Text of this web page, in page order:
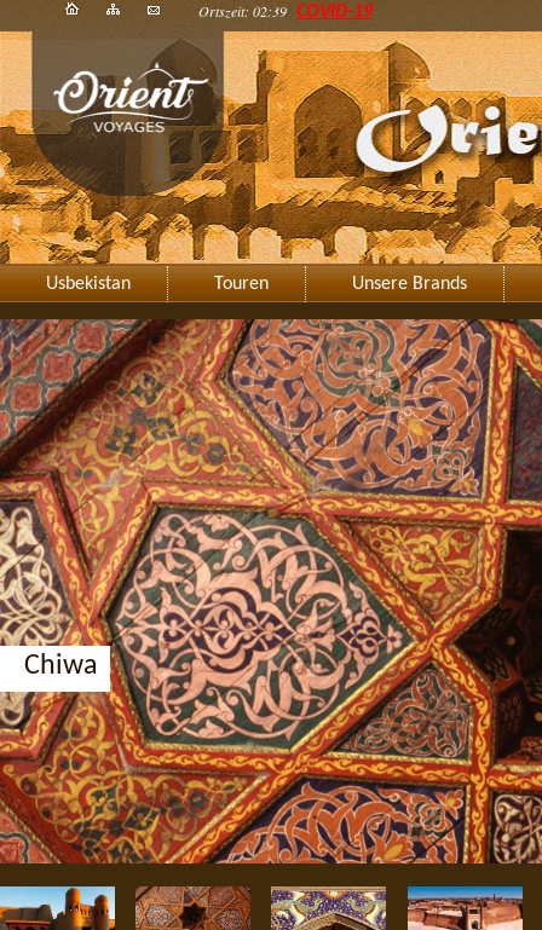
Ortszeit: 02:39 COVID-19
Usbekistan Touren Unsere Brands
Chiwa